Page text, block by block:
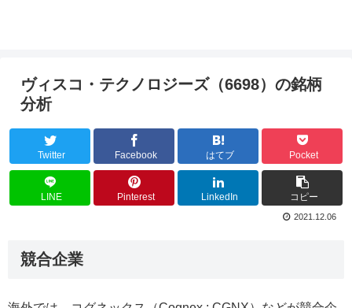
ヴィスコ・テクノロジーズ（6698）の銘柄
分析
Twitter Facebook はてブ Pocket
LINE Pinterest LinkedIn コピー
2021.12.06
競合企業